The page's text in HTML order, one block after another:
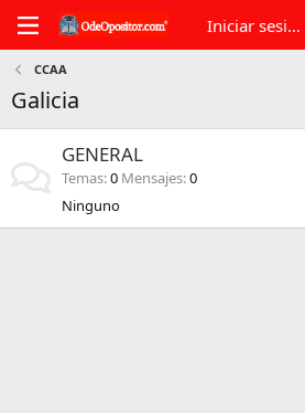
Iniciar sesión
CCAA
Galicia
GENERAL
Temas 0 Mensajes 0
Ninguno